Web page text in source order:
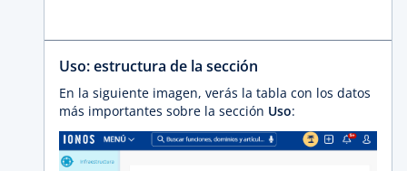
Uso: estructura de la sección
En la siguiente imagen, verás la tabla con los datos
más importantes sobre la sección Uso: